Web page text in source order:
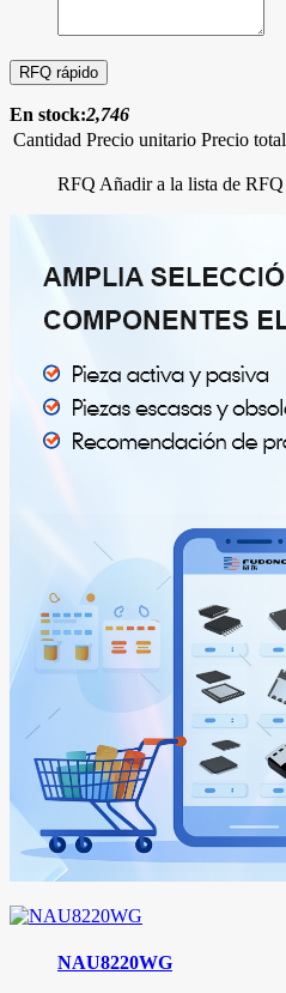
En stock:2,746
Cantidad Precio unitario Precio total
RFQ Añadir a la lista de RFQ
NAU8220WG